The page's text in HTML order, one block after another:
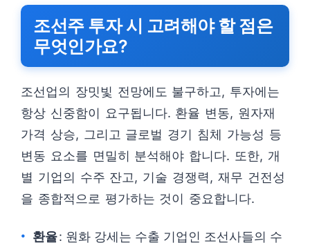
조선주 투자 시 고려해야 할 점은
무엇인가요?
조선업의 장밋빛 전망에도 불구하고, 투자에는
항상 신중함이 요구됩니다. 환율 변동, 원자재
가격 상승, 그리고 글로벌 경기 침체 가능성 등
변동 요소를 면밀히 분석해야 합니다. 또한, 개
별 기업의 수주 잔고, 기술 경쟁력, 재무 건전성
을 종합적으로 평가하는 것이 중요합니다.
환율: 원화 강세는 수출 기업인 조선사들의 수